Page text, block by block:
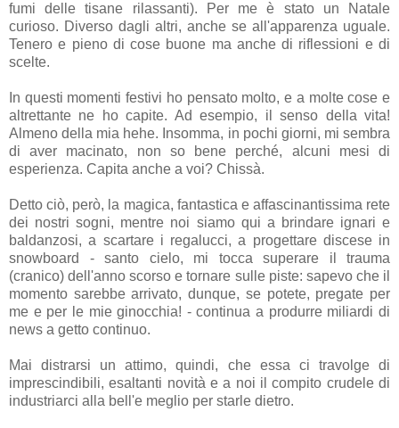
fumi delle tisane rilassanti). Per me è stato un Natale
curioso. Diverso dagli altri, anche se all'apparenza uguale.
Tenero e pieno di cose buone ma anche di riflessioni e di
scelte.
In questi momenti festivi ho pensato molto, e a molte cose e
altrettante ne ho capite. Ad esempio, il senso della vita!
Almeno della mia hehe. Insomma, in pochi giorni, mi sembra
di aver macinato, non so bene perché, alcuni mesi di
esperienza. Capita anche a voi? Chissà.
Detto ciò, però, la magica, fantastica e affascinantissima rete
dei nostri sogni, mentre noi siamo qui a brindare ignari e
baldanzosi, a scartare i regalucci, a progettare discese in
snowboard - santo cielo, mi tocca superare il trauma
(cranico) dell'anno scorso e tornare sulle piste: sapevo che il
momento sarebbe arrivato, dunque, se potete, pregate per
me e per le mie ginocchia! - continua a produrre miliardi di
news a getto continuo.
Mai distrarsi un attimo, quindi, che essa ci travolge di
imprescindibili, esaltanti novità e a noi il compito crudele di
industriarci alla bell'e meglio per starle dietro.